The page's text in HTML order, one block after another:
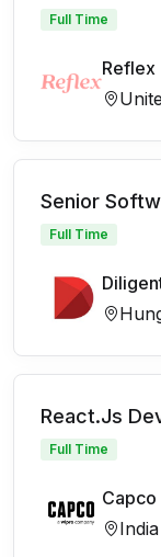
Full Time
Reflex
Senior
Full Time
React.Js
Full Time
Capco
India